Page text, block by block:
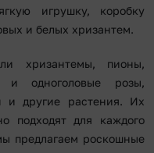
игрушку, коробку
и белых хризантем.
хризантемы, пионы,
и одноголовые розы,
и другие растения. Их
подходят для каждого
предлагаем роскошные